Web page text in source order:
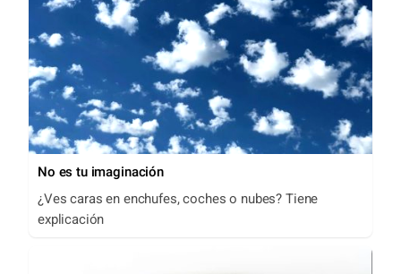
No es tu imaginación
¿Ves caras en enchufes, coches o nubes? Tiene
explicación